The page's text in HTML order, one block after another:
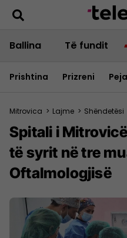
Ballina Të fundit
Prishtina Prizreni Peja
Mitrovica > Lajme > Shëndetësi
Spitali i
të syrit në tre
Oftalmologjisë